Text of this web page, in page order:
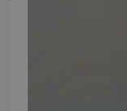
Alle mærker og
Thomas